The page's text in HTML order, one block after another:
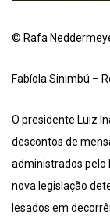
© Rafa
Fabíola Sinimbú –
O presidente Luiz
descontos de
administrados pelo
nova legislação
lesados em